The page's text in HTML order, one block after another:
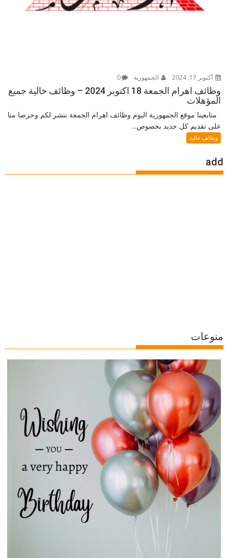
أكتوبر 17, 2024 الجمهورية 0
وظائف اهرام الجمعة 18 اكتوبر 2024 – وظائف خالية جميع
المؤهلات
متابعينا موقع الجمهورية اليوم وظائف اهرام الجمعة ننشر لكم وحرصا منا
على تقديم كل جديد بخصوص...
وظائف خالية
add
منوعات